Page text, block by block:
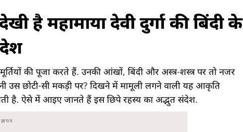
महामाया देवी दुर्गा की बिंदी के
की पूजा करते हैं. उनकी आंखों, बिंदी और अस्त्र-शस्त्र पर तो नजर
उस छोटी-सी मकड़ी पर? दिखने में मामूली लगने वाली यह आकृति
है. ऐसे में आइए जानते हैं इस छिपे रहस्य का अद्भुत संदेश.